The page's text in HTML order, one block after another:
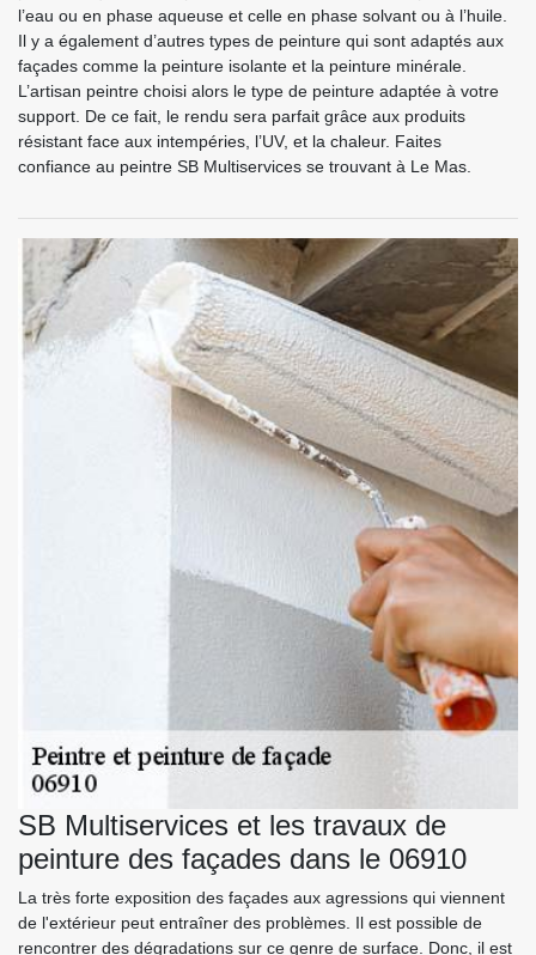
l’eau ou en phase aqueuse et celle en phase solvant ou à l’huile.
Il y a également d’autres types de peinture qui sont adaptés aux
façades comme la peinture isolante et la peinture minérale.
L’artisan peintre choisi alors le type de peinture adaptée à votre
support. De ce fait, le rendu sera parfait grâce aux produits
résistant face aux intempéries, l’UV, et la chaleur. Faites
confiance au peintre SB Multiservices se trouvant à Le Mas.
SB Multiservices et les travaux de
peinture des façades dans le 06910
La très forte exposition des façades aux agressions qui viennent
de l'extérieur peut entraîner des problèmes. Il est possible de
rencontrer des dégradations sur ce genre de surface. Donc, il est